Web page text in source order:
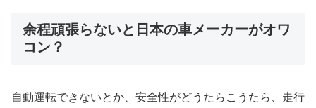
余程頑張らないと日本の車メーカーがオワ
コン？
自動運転できないとか、安全性がどうたらこうたら、走行